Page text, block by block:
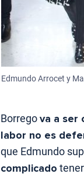
Edmundo Arrocet y
Borregova a ser
labor no es
que Edmundo
complicado